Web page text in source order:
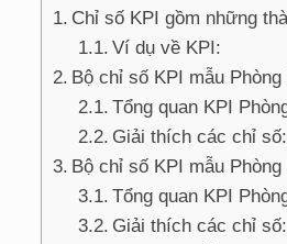
Chỉ số KPI gồm những
Ví dụ về KPI:
Bộ chỉ số KPI mẫu
Tổng quan KPI
Giải thích các chỉ số:
Bộ chỉ số KPI mẫu Phòng
Tổng quan KPI
Giải thích các chỉ số: